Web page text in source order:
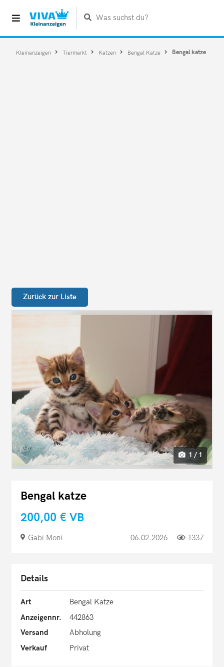
Was suchst du?
Kleinanzeigen Tiermarkt Katzen Bengal Katze Bengal katze
Zurück zur Liste
1 / 1
Bengal katze
200,00 € VB
Gabi Moni 06.02.2026 1337
Details
Art
Bengal Katze
Anzeigennr.
442863
Versand
Abholung
Verkauf
Privat